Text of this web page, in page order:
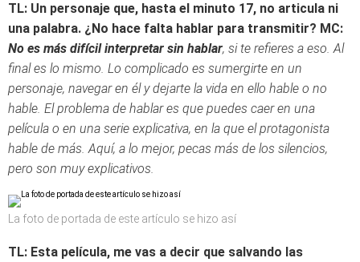
TL: Un personaje que, hasta el minuto 17, no articula ni
una palabra. ¿No hace falta hablar para transmitir? MC:
No es más difícil interpretar sin hablar, si te refieres a eso. Al
final es lo mismo. Lo complicado es sumergirte en un
personaje, navegar en él y dejarte la vida en ello hable o no
hable. El problema de hablar es que puedes caer en una
película o en una serie explicativa, en la que el protagonista
hable de más. Aquí, a lo mejor, pecas más de los silencios,
pero son muy explicativos.
La foto de portada de este artículo se hizo así
TL: Esta película, me vas a decir que salvando las